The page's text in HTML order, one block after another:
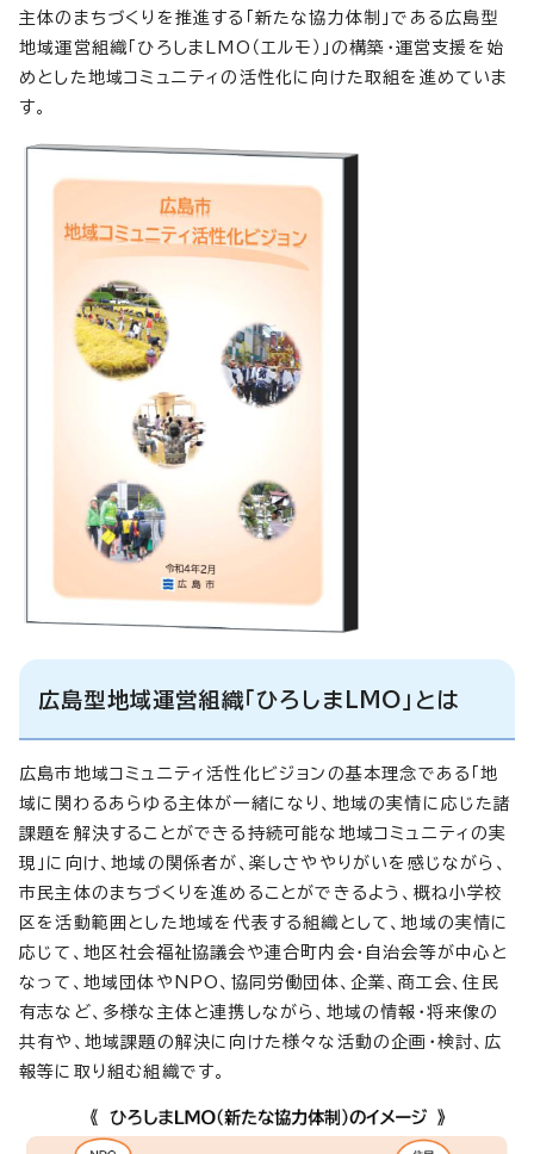
主体のまちづくりを推進する「新たな協力体制」である広島型
地域運営組織「ひろしまLMO（エルモ）」の構築・運営支援を始
めとした地域コミュニティの活性化に向けた取組を進めていま
す。
広島型地域運営組織「ひろしまLMO」とは
広島市地域コミュニティ活性化ビジョンの基本理念である「地
域に関わるあらゆる主体が一緒になり、地域の実情に応じた諸
課題を解決することができる持続可能な地域コミュニティの実
現」に向け、地域の関係者が、楽しさややりがいを感じながら、
市民主体のまちづくりを進めることができるよう、概ね小学校
区を活動範囲とした地域を代表する組織として、地域の実情に
応じて、地区社会福祉協議会や連合町内会・自治会等が中心と
なって、地域団体やNPO、協同労働団体、企業、商工会、住民
有志など、多様な主体と連携しながら、地域の情報・将来像の
共有や、地域課題の解決に向けた様々な活動の企画・検討、広
報等に取り組む組織です。